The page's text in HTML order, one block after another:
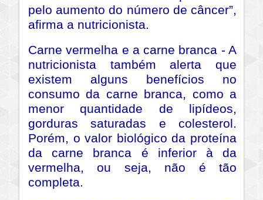
pelo aumento do número de câncer”,
afirma a nutricionista.
Carne vermelha e a carne branca - A
nutricionista também alerta que
existem alguns benefícios no
consumo da carne branca, como a
menor quantidade de lipídeos,
gorduras saturadas e colesterol.
Porém, o valor biológico da proteína
da carne branca é inferior à da
vermelha, ou seja, não é tão
completa.